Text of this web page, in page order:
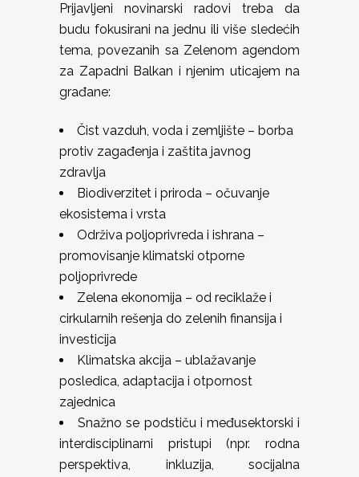
Prijavljeni novinarski radovi treba da
budu fokusirani na jednu ili više sledećih
tema, povezanih sa Zelenom agendom
za Zapadni Balkan i njenim uticajem na
građane:
Čist vazduh, voda i zemljište – borba
protiv zagađenja i zaštita javnog
zdravlja
Biodiverzitet i priroda – očuvanje
ekosistema i vrsta
Održiva poljoprivreda i ishrana –
promovisanje klimatski otporne
poljoprivrede
Zelena ekonomija – od reciklaže i
cirkularnih rešenja do zelenih finansija i
investicija
Klimatska akcija – ublažavanje
posledica, adaptacija i otpornost
zajednica
Snažno se podstiču i međusektorski i
interdisciplinarni pristupi (npr. rodna
perspektiva, inkluzija, socijalna